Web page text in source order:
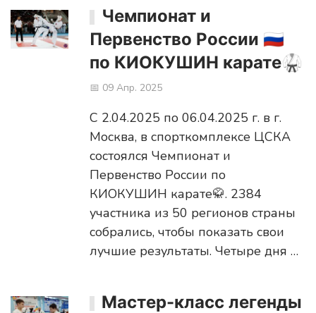
Чемпионат и
Первенство России 🇷🇺
по КИОКУШИН карате🥋
📅 09 Апр. 2025
C 2.04.2025 по 06.04.2025 г. в г.
Москва, в спорткомплексе ЦСКА
состоялся Чемпионат и
Первенство России по
КИОКУШИН карате🥋. 2384
участника из 50 регионов страны
собрались, чтобы показать свои
лучшие результаты. Четыре дня …
Мастер-класс легенды